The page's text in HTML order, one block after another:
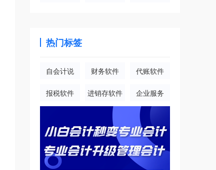
热门标签
自会计说 财务软件 代账软件
报税软件 进销存软件 企业服务